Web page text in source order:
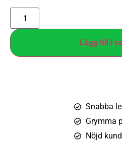
Lägg till i
Snabba
Grymma
Nöjd